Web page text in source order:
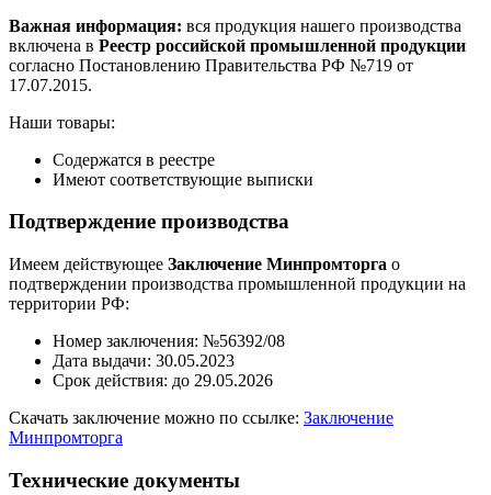
Важная информация: вся продукция нашего производства
включена в Реестр российской промышленной продукции
согласно Постановлению Правительства РФ №719 от
17.07.2015.
Наши товары:
Содержатся в реестре
Имеют соответствующие выписки
Подтверждение производства
Имеем действующее Заключение Минпромторга о
подтверждении производства промышленной продукции на
территории РФ:
Номер заключения: №56392/08
Дата выдачи: 30.05.2023
Срок действия: до 29.05.2026
Скачать заключение можно по ссылке: Заключение
Минпромторга
Технические документы